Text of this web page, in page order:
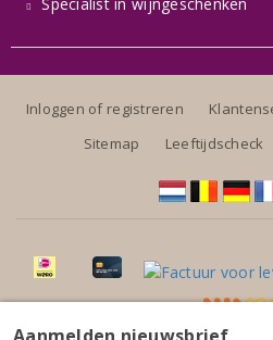
Inloggen of registreren
Sitemap
Leeftijdscheck